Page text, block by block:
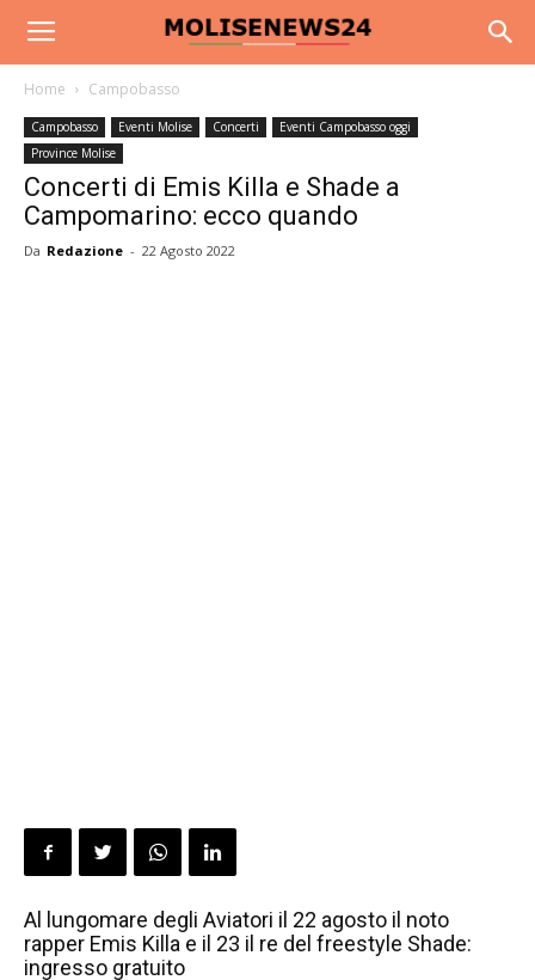
Home Campobasso
Campobasso Eventi Molise Concerti
Eventi Campobasso oggi
Province Molise
Concerti di Emis Killa e Shade a
Campomarino: ecco quando
Da Redazione - 22 Agosto 2022
Al lungomare degli Aviatori il 22 agosto il noto
rapper Emis Killa e il 23 il re del freestyle Shade:
ingresso gratuito